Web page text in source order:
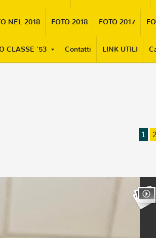
NEL 2018 FOTO 2018 FOTO 2017
CLASSE '53 Contatti LINK UTILI
1 2